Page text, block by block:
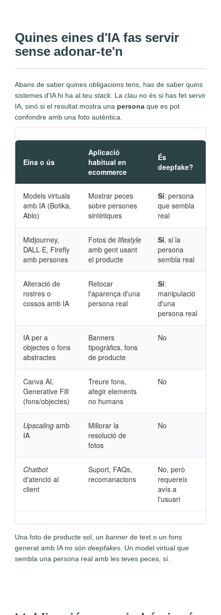
Quines eines d'IA fas servir
sense adonar-te'n
Abans de saber quines obligacions tens, has de saber quins
sistemes d'IA hi ha al teu stack. La clau no és si has fet servir
IA, sinó si el resultat mostra una persona que es pot
confondre amb una foto autèntica.
Eina o ús
Aplicació
habitual en
ecommerce
És
deepfake?
Models virtuals
amb IA (Botika,
Ablo)
Mostrar peces
sobre persones
sintètiques
Sí: persona
que sembla
real
Midjourney,
DALL·E, Firefly
amb persones
Fotos de lifestyle
amb gent usant
el producte
Sí, si la
persona
sembla real
Alteració de
rostres o
cossos amb IA
Retocar
l'aparença d'una
persona real
Sí:
manipulació
d'una
persona real
IA per a
objectes o fons
abstractes
Banners
tipogràfics, fons
de producte
No
Canva AI,
Generative Fill
(fons/objectes)
Treure fons,
afegir elements
no humans
No
Upscaling amb
IA
Millorar la
resolució de
fotos
No
Chatbot
d'atenció al
client
Suport, FAQs,
recomanacions
No, però
requereix
avís a
l'usuari
Una foto de producte sol, un banner de text o un fons
generat amb IA no són deepfakes . Un model virtual que
sembla una persona real amb les teves peces, sí.